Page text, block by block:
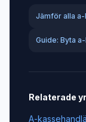
Jämför alla
Guide: Byta
Relaterade
A-